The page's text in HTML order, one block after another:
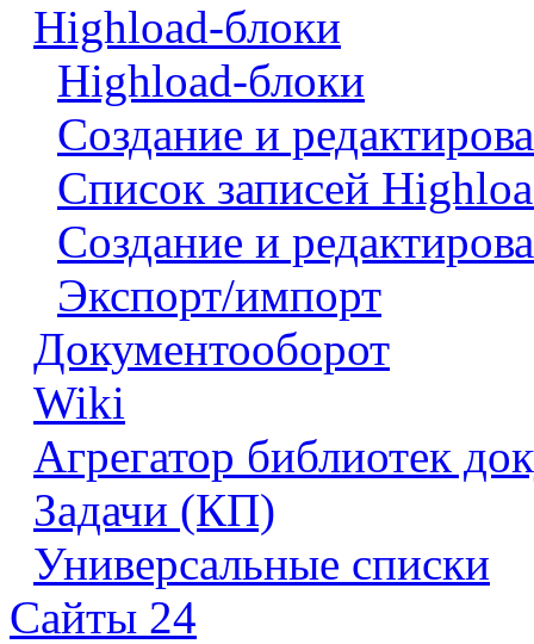
Highload-блоки
Highload-блоки
Создание и
Список записей
Создание и
Экспорт/импорт
Документооборот
Wiki
Агрегатор библиотек
Задачи (КП)
Универсальные списки
Сайты 24